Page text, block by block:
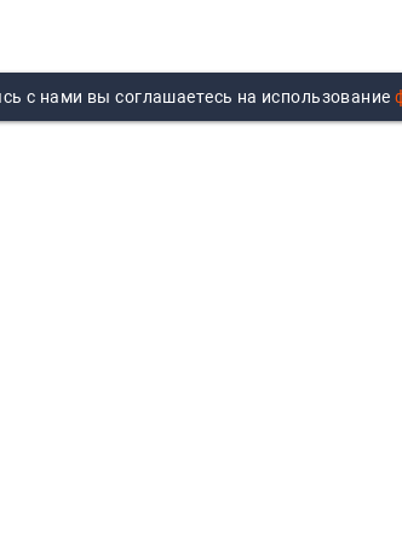
с нами вы соглашаетесь на использование